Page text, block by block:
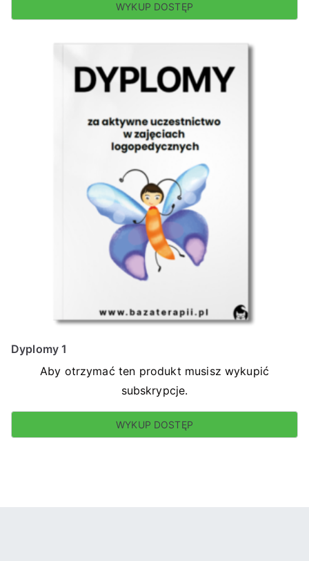
WYKUP DOSTĘP
Dyplomy 1
Aby otrzymać ten produkt musisz wykupić
subskrypcje.
WYKUP DOSTĘP